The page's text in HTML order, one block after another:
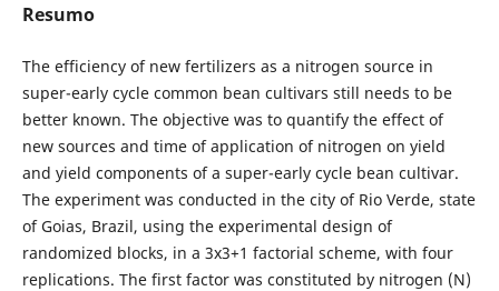
Resumo
The efficiency of new fertilizers as a nitrogen source in
super-early cycle common bean cultivars still needs to be
better known. The objective was to quantify the effect of
new sources and time of application of nitrogen on yield
and yield components of a super-early cycle bean cultivar.
The experiment was conducted in the city of Rio Verde, state
of Goias, Brazil, using the experimental design of
randomized blocks, in a 3x3+1 factorial scheme, with four
replications. The first factor was constituted by nitrogen (N)